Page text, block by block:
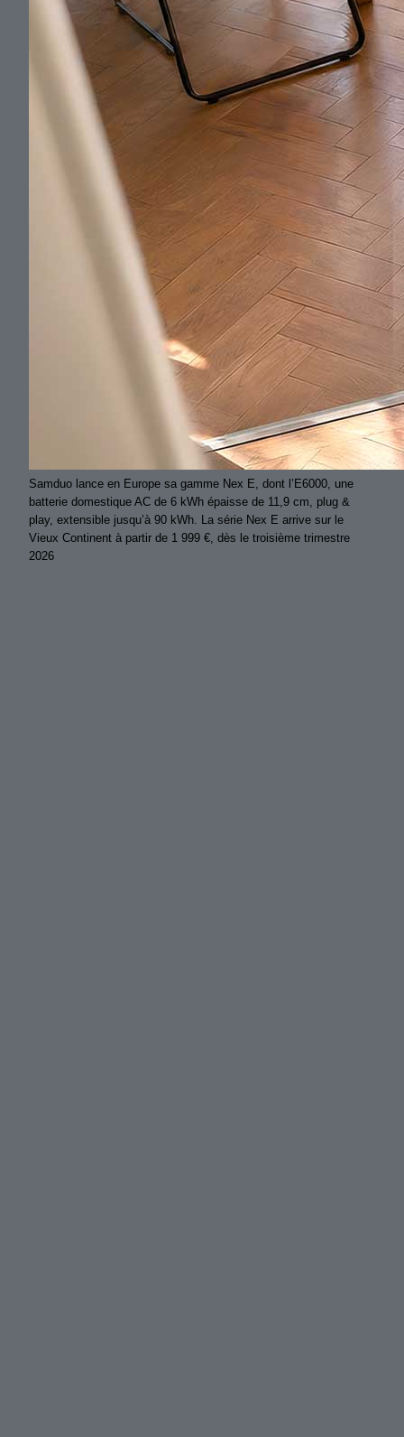
Samduo lance en Europe sa gamme Nex E, dont l’E6000, une
batterie domestique AC de 6 kWh épaisse de 11,9 cm, plug &
play, extensible jusqu’à 90 kWh. La série Nex E arrive sur le
Vieux Continent à partir de 1 999 €, dès le troisième trimestre
2026